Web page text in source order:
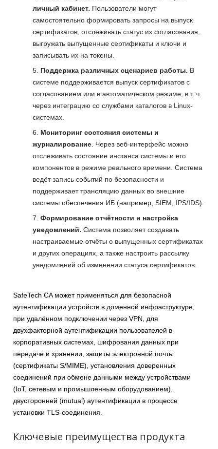
личный кабинет. Пользователи могут
самостоятельно формировать запросы на выпуск
сертификатов, отслеживать статус их согласования,
выгружать выпущенные сертификаты и ключи и
записывать их на токены.
Поддержка различных сценариев работы. В
системе поддерживается выпуск сертификатов с
согласованием или в автоматическом режиме, в т. ч.
через интеграцию со службами каталогов в Linux-
системах.
Мониторинг состояния системы и
журналирование. Через веб-интерфейс можно
отслеживать состояние инстанса системы и его
компонентов в режиме реального времени. Система
ведёт запись событий по безопасности и
поддерживает трансляцию данных во внешние
системы обеспечения ИБ (например, SIEM, IPS/IDS).
Формирование отчётности и настройка
уведомлений. Система позволяет создавать
настраиваемые отчёты о выпущенных сертификатах
и других операциях, а также настроить рассылку
уведомлений об изменении статуса сертификатов.
SafeTech CA может применяться для безопасной
аутентификации устройств в доменной инфраструктуре,
при удалённом подключении через VPN, для
двухфакторной аутентификации пользователей в
корпоративных системах, шифрования данных при
передаче и хранении, защиты электронной почты
(сертификаты S/MIME), установления доверенных
соединений при обмене данными между устройствами
(IoT, сетевым и промышленным оборудованием),
двусторонней (mutual) аутентификации в процессе
установки TLS-соединения.
Ключевые преимущества продукта